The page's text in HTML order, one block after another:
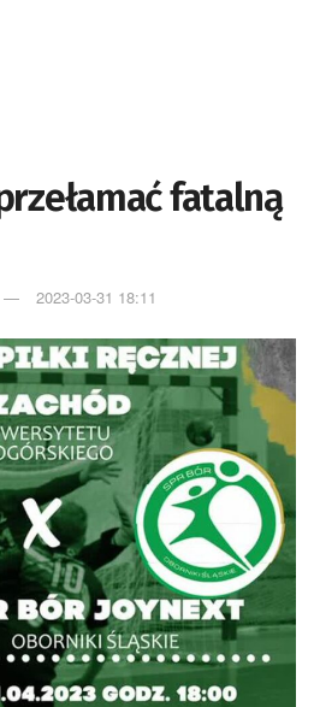
fatalną
2023-03-31 18:11